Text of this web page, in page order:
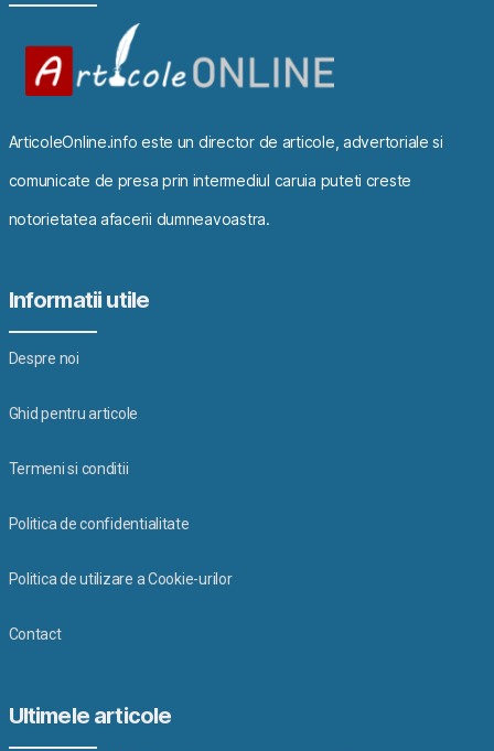
ArticoleOnline.info este un director de articole, advertoriale si
comunicate de presa prin intermediul caruia puteti creste
notorietatea afacerii dumneavoastra.
Informatii utile
Despre noi
Ghid pentru articole
Termeni si conditii
Politica de confidentialitate
Politica de utilizare a Cookie-urilor
Contact
Ultimele articole